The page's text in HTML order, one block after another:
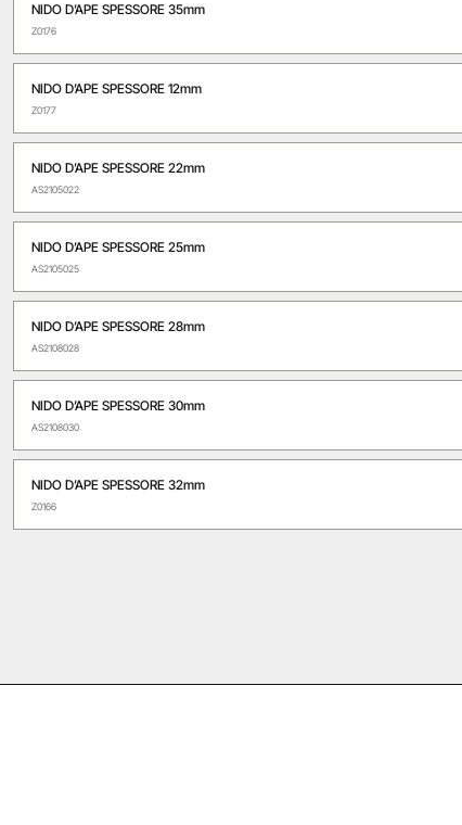
NIDO D’APE SPESSORE 35mm
Z0176
NIDO D’APE SPESSORE 12mm
Z0177
NIDO D’APE SPESSORE 22mm
AS2105022
NIDO D’APE SPESSORE 25mm
AS2105025
NIDO D’APE SPESSORE 28mm
AS2108028
NIDO D’APE SPESSORE 30mm
AS2108030
NIDO D’APE SPESSORE 32mm
Z0166